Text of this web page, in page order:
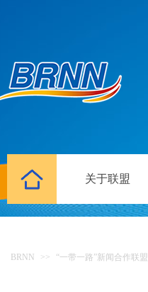
关于联盟
BRNN >> “一带一路”新闻合作联盟